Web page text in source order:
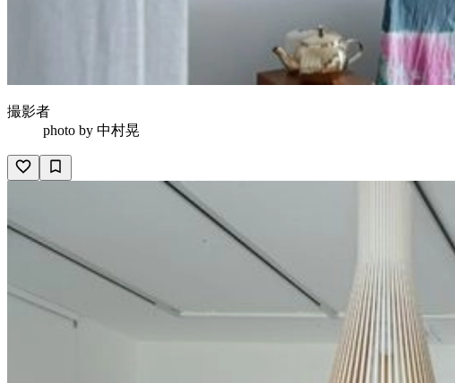
撮影者
photo by 中村晃